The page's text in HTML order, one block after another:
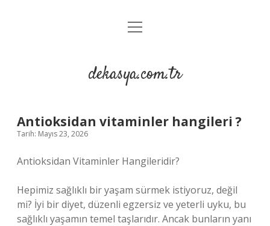
Anasayfa
Yasal Uyarı
menüyü
dekasya.com.tr
Antioksidan vitaminler hangileri ?
Tarih: Mayıs 23, 2026
Antioksidan Vitaminler Hangileridir?
Hepimiz sağlıklı bir yaşam sürmek istiyoruz, değil
mi? İyi bir diyet, düzenli egzersiz ve yeterli uyku, bu
sağlıklı yaşamın temel taşlarıdır. Ancak bunların yanı